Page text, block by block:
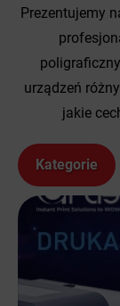
Prezentujemy
urządzeń
jakie
Kategorie